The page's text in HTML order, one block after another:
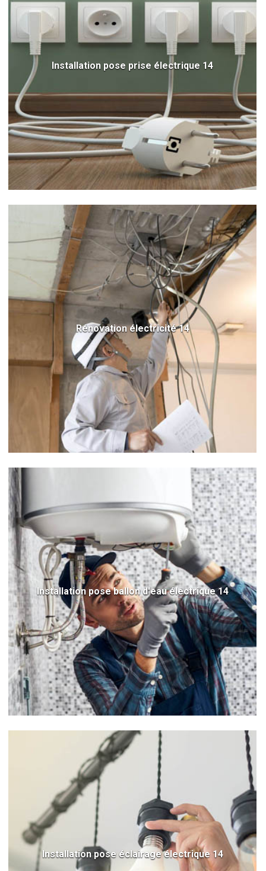
Installation pose prise électrique 14
Rénovation électricité 14
Installation pose ballon d'eau électrique 14
Installation pose éclairage électrique 14